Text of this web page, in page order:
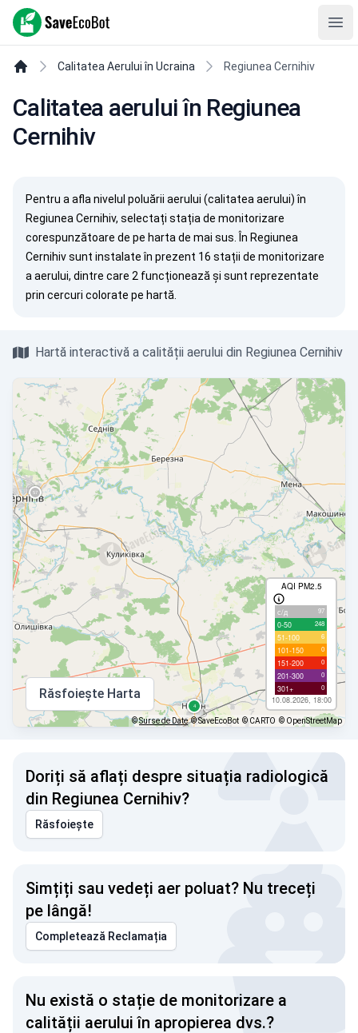
SaveEcoBot
Calitatea Aerului în Ucraina Regiunea Cernihiv
Calitatea aerului în Regiunea
Cernihiv
Pentru a afla nivelul poluării aerului (calitatea aerului) în
Regiunea Cernihiv, selectați stația de monitorizare
corespunzătoare de pe harta de mai sus. În Regiunea
Cernihiv sunt instalate în prezent 16 stații de monitorizare
a aerului, dintre care 2 funcționează și sunt reprezentate
prin cercuri colorate pe hartă.
Hartă interactivă a calității aerului din Regiunea Cernihiv
AQI PM2.5
с/д 97
0-50 248
51-100 6
101-150 0
151-200 0
201-300 0
301+ 0
10.08.2026, 18:00
Răsfoiește Harta
©Surse de Date © SaveEcoBot © CARTO © OpenStreetMap
Doriți să aflați despre situația radiologică
din Regiunea Cernihiv?
Răsfoiește
Simțiți sau vedeți aer poluat? Nu treceți
pe lângă!
Completează Reclamația
Nu există o stație de monitorizare a
calității aerului în apropierea dvs.?